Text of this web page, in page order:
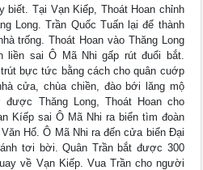
biết. Tại Vạn Kiếp, Thoát Hoan chỉnh
Long. Trần Quốc Tuấn lại để thành
trống. Thoát Hoan vào Thăng Long
liền sai Ô Mã Nhi gấp rút đuổi bắt.
bực tức bằng cách cho quân cuớp
cửa, chùa chiền, đào bới lăng mộ
được Thăng Long, Thoát Hoan cho
Kíếp sai Ô Mã Nhi ra biển tìm đoàn
Hổ. Ô Mã Nhi ra đến cửa biển Đại
tơi bời. Quân Trần bắt được 300
về Vạn Kiếp. Vua Trần cho người